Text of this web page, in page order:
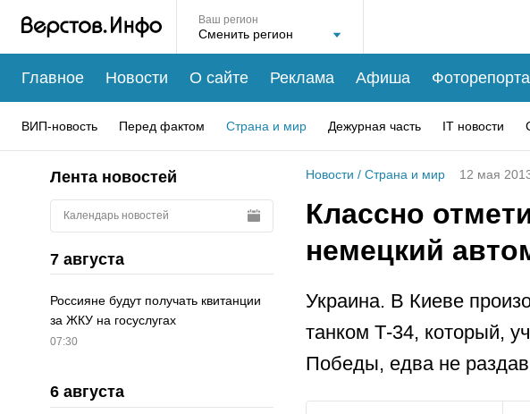
Ваш регион
Главное Новости О сайте Реклама Афиша
ВИП-новость Перед фактом Страна и мир Дежурная часть IT новости
Лента новостей
Календарь новостей
7 августа
Россияне будут получать квитанции
за ЖКУ на госуслугах
07:30
6 августа
Новости / Страна и мир 12 мая
Классно
немецкий
Украина. В Киеве
танком Т-34, который,
Победы, едва не